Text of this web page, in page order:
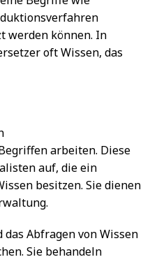
werden können. In
oft Wissen, das
arbeiten. Diese
auf, die ein
besitzen. Sie dienen
Abfragen von Wissen
Sie behandeln